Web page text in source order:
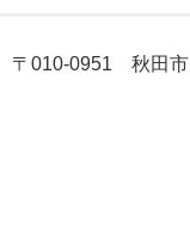
〒010-0951 秋田市